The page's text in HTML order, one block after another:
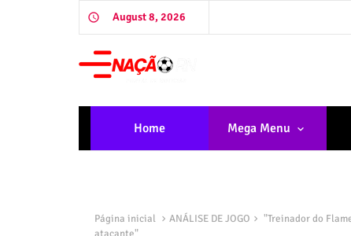
August 8, 2026
Home Mega Menu
Página inicial ANÁLISE DE JOGO
"Treinador do